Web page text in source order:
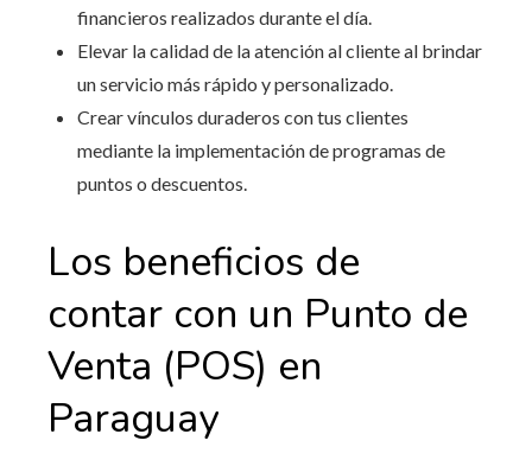
financieros realizados durante el día.
Elevar la calidad de la atención al cliente al brindar
un servicio más rápido y personalizado.
Crear vínculos duraderos con tus clientes
mediante la implementación de programas de
puntos o descuentos.
Los beneficios de
contar con un Punto de
Venta (POS) en
Paraguay